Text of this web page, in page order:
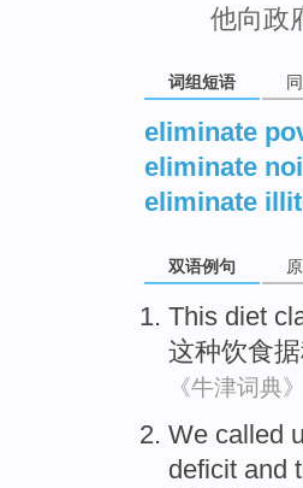
他向政
词组短语
eliminate
eliminate
eliminate
双语例句
This diet
这种饮食
《牛津词典》
We called
deficit and